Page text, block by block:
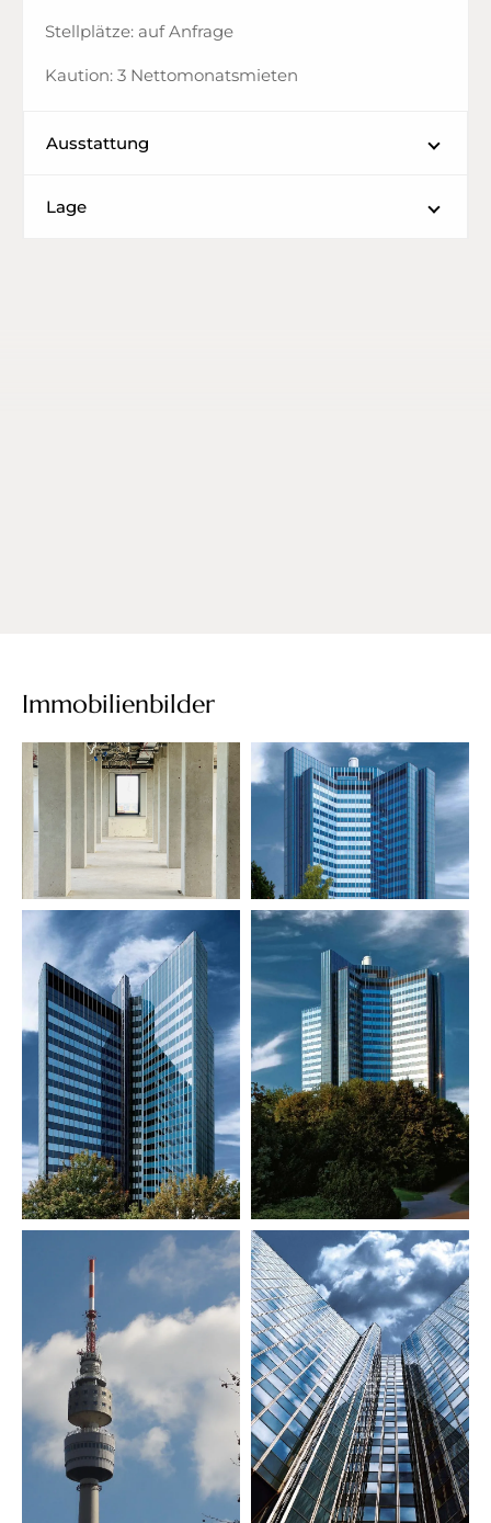
Stellplätze: auf Anfrage
Kaution: 3 Nettomonatsmieten
Ausstattung
Lage
Immobilienbilder